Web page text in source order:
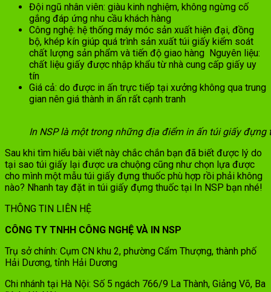
Đội ngũ nhân viên: giàu kinh nghiệm, không ngừng cố
gắng đáp ứng nhu cầu khách hàng
Công nghệ: hệ thống máy móc sản xuất hiện đại, đồng
bộ, khép kín giúp quá trình sản xuất túi giấy kiểm soát
chất lượng sản phẩm và tiến độ giao hàng Nguyên liệu:
chất liệu giấy được nhập khẩu từ nhà cung cấp giấy uy
tín
Giá cả: do được in ấn trực tiếp tại xưởng không qua trung
gian nên giá thành in ấn rất cạnh tranh
In NSP là một trong những địa điểm in ấn túi giấy đựng
Sau khi tìm hiểu bài viết này chắc chắn bạn đã biết được lý do
tại sao túi giấy lại được ưa chuộng cũng như chọn lựa được
cho mình một mẫu túi giấy đựng thuốc phù hợp rồi phải không
nào? Nhanh tay đặt in túi giấy đựng thuốc tại In NSP bạn nhé!
THÔNG TIN LIÊN HỆ
CÔNG TY TNHH CÔNG NGHỆ VÀ IN NSP
Trụ sở chính: Cụm CN khu 2, phường Cẩm Thượng, thành phố
Hải Dương, tỉnh Hải Dương
Chi nhánh tại Hà Nội: Số 5 ngách 766/9 La Thành, Giảng Võ, Ba